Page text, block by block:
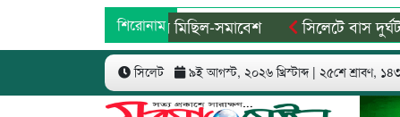
শিরোনাম
বিএনপির দুই পক্ষের মিছিল-সমাবেশ সিলেটে বাস দুর্ঘটনায়
বিচারে গতি ও স্মৃতিচত্বর চান স্বজনরা
শাল্লায়
সিলেট ৯ই আগস্ট, ২০২৬ খ্রিস্টাব্দ | ২৫শে শ্রাবণ,